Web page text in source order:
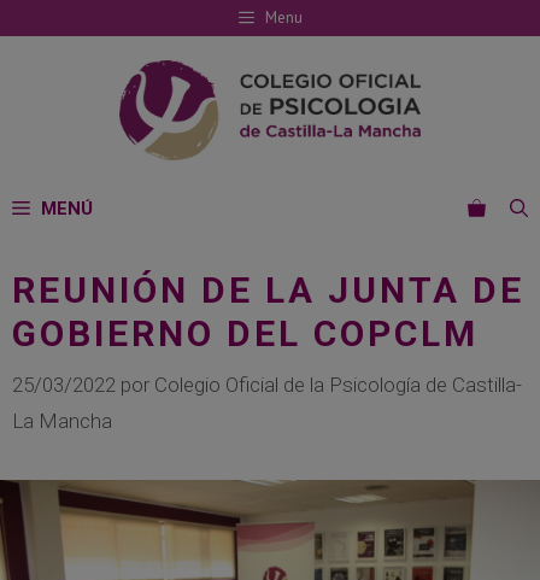
al
Menu
MENÚ
REUNIÓN DE LA JUNTA DE
GOBIERNO DEL COPCLM
25/03/2022 por Colegio Oficial de la Psicología de Castilla-
La Mancha